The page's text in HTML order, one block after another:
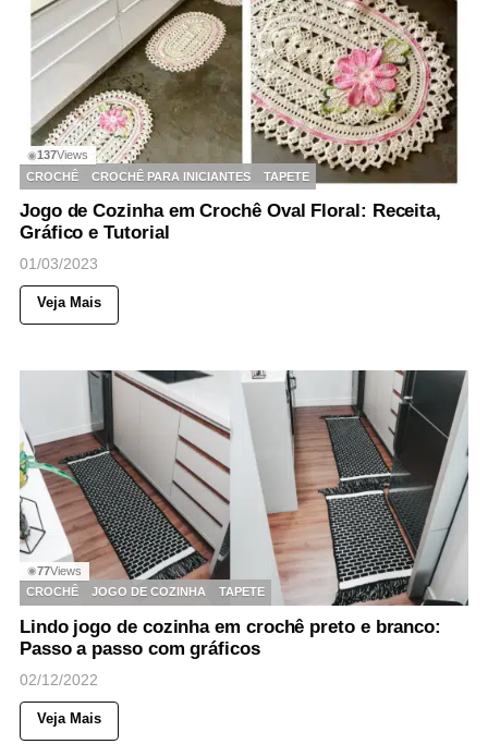
◉137Views
CROCHÊ
CROCHÊ PARA INICIANTES TAPETE
Jogo de Cozinha em Crochê Oval Floral: Receita,
Gráfico e Tutorial
01/03/2023
Veja Mais
◉77Views
CROCHÊ
JOGO DE COZINHA TAPETE
Lindo jogo de cozinha em crochê preto e branco:
Passo a passo com gráficos
02/12/2022
Veja Mais